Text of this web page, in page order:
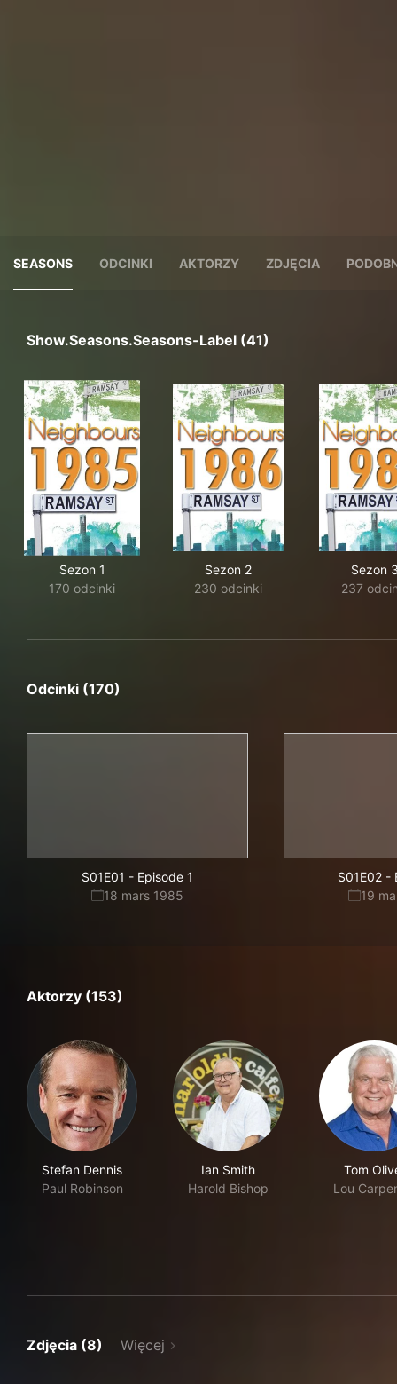
SEASONS ODCINKI AKTORZY ZDJĘCIA
Show.seasons.seasons-Label (41)
Sezon 1
170 odcinki
Sezon 2
230 odcinki
Sezon
237
Odcinki (170)
S01E01 - Episode 1
18 mars 1985
S01E02 -
19
Aktorzy (153)
Stefan Dennis
Paul Robinson
Ian Smith
Harold Bishop
Tom
Lou
Zdjęcia (8) Więcej